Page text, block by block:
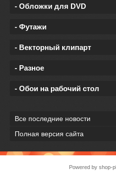
- Обложки для DVD
- Футажи
- Векторный клипарт
- Разное
- Обои на рабочий стол
Все последние новости
Полная версия сайта
Powered by shop-